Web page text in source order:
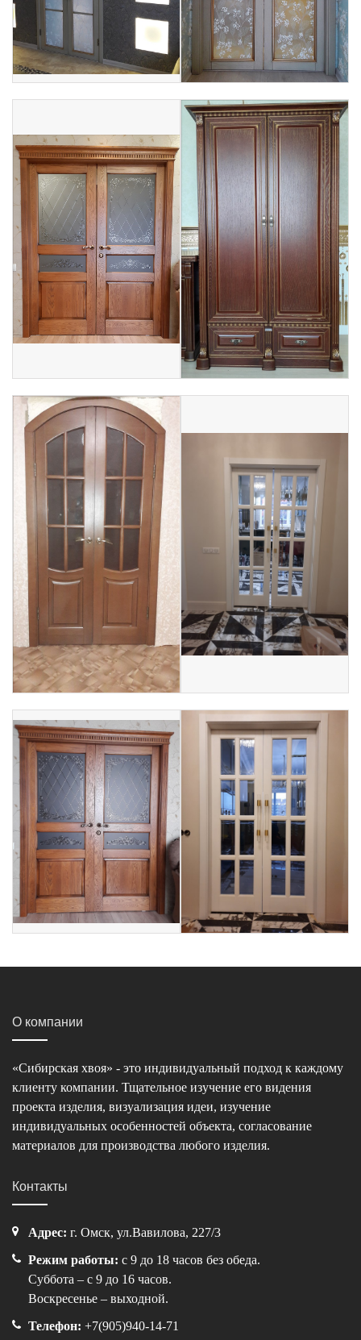
О компании
«Сибирская хвоя» - это индивидуальный подход к каждому
клиенту компании. Тщательное изучение его видения
проекта изделия, визуализация идеи, изучение
индивидуальных особенностей объекта, согласование
материалов для производства любого изделия.
Контакты
Адрес: г. Омск, ул.Вавилова, 227/3
Режим работы: с 9 до 18 часов без обеда.
Суббота – с 9 до 16 часов.
Воскресенье – выходной.
Телефон: +7(905)940-14-71